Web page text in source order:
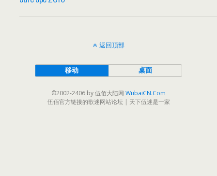
返回顶部
移动 桌面
©2002-2406 by 伍佰大陆网 WubaiCN.Com
伍佰官方链接的歌迷网站论坛 | 天下伍迷是一家